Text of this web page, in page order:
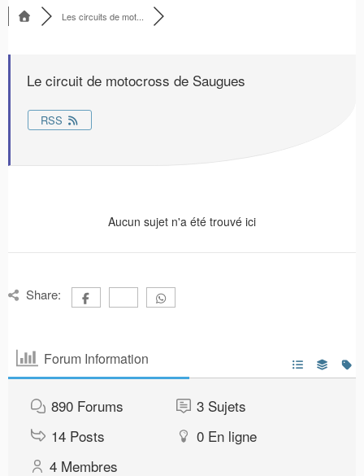
Les circuits de mot...
Le circuit de motocross de Saugues
RSS
Aucun sujet n'a été trouvé ici
Share:
Forum Information
890 Forums 3 Sujets
14 Posts 0 En ligne
4 Membres